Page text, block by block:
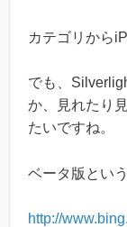
カテゴリから
でも、
か、見れたり
たいですね。
ベータ版とい
http://